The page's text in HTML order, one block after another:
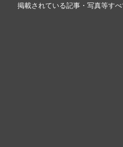
掲載されている記事・写真等すべ